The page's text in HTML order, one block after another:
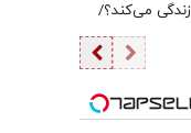
می‌کند؟/